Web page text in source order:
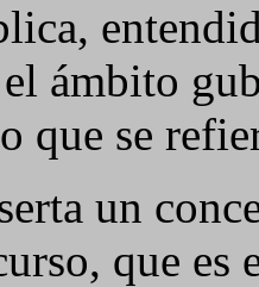
ámbito
que se
un
que